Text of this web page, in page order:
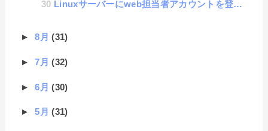
Linuxサーバーにweb担当者アカウントを登録しておく運用管理方法
►8月(31)
►7月(32)
►6月(30)
►5月(31)